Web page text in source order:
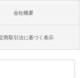
会社概要
商取引法に基づく表示